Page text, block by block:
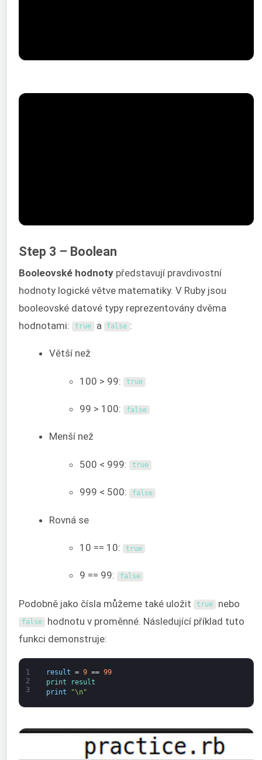
Step 3 – Boolean
Booleovské hodnoty představují pravdivostní
hodnoty logické větve matematiky. V Ruby jsou
booleovské datové typy reprezentovány dvěma
hodnotami:
true a false :
Větší než
100 > 99: true
99 > 100: false
Menší než
500 < 999: true
999 < 500: false
Rovná se
10 == 10: true
9 == 99: false
Podobně jako čísla můžeme také uložit true nebo
false hodnotu v proměnné. Následující příklad tuto
funkci demonstruje:
1
2
3
result = 9 == 99
print
result
print
"\n"